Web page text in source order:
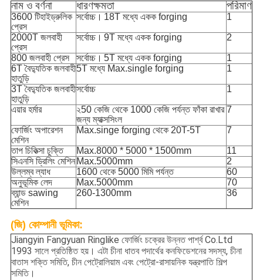
নাম ও বর্ণনা ধারণক্ষমতা পরিমাণ
3600 টিহাইড্রুলিক
প্রেস
সর্বোচ্চ। 18T মধ্যে একক forging 1
2000T জলবাহী
প্রেস
সর্বোচ্চ। 9T মধ্যে একক forging 2
800 জলবাহী প্রেস সর্বোচ্চ। 5T মধ্যে একক forging
1
6T বৈদ্যুতিক জলবাহী
হাতুড়ি
5T মধ্যে Max.single forging 1
3T বৈদ্যুতিক জলবাহী
হাতুড়ি
সর্বোচ্চ 1
এয়ার হর্মার
২50 কেজি থেকে 1000 কেজি পর্যন্ত ফাঁকা রাখার
জন্য ম্যাক্সসিংল
7
ফোর্জিং অপারেশন
মেশিন
Max.singe forging থেকে 20T-5T 7
তাপ চিকিত্সা চুক্তি Max.8000 * 5000 * 1500mm
11
সিএনসি ড্রিলিং মেশিন Max.5000mm
2
উল্লম্ব ল্যাধ
1600 থেকে 5000 মিমি পর্যন্ত
60
অনুভূমিক লেদ
Max.5000mm
70
ব্যান্ড sawing
মেশিন
260-1300mm 36
(জি) কোম্পানী ভূমিকা:
Jiangyin Fangyuan Ringlike ফোর্জিং চক্রের উন্নত পার্শ্ব Co.Ltd
1993 সালে প্রতিষ্ঠিত হয়। এটা চীনা ধাতব পদার্থের কনফিডেশনের সদস্য, চীনা
বাতাস শক্তি সমিতি, চীন পেট্রোলিয়াম এবং পেট্রো-রাসায়নিক যন্ত্রপাতি শিল্প
সমিতি।